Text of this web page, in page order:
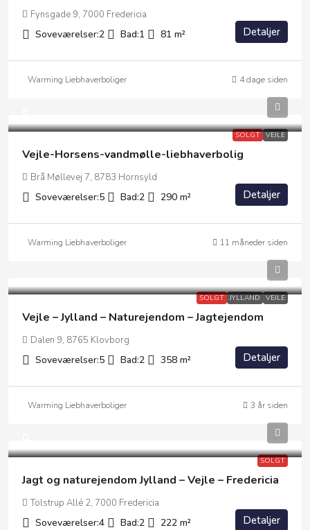
Fynsgade 9, 7000 Fredericia
Soveværelser:2 Bad:1 81 m² Detaljer
Warming Liebhaverboliger 4 dage siden
SOLGT VEJLE
Vejle-Horsens-vandmølle-liebhaverbolig
Brå Møllevej 7, 8783 Hornsyld
Soveværelser:5 Bad:2 290 m² Detaljer
Warming Liebhaverboliger 11 måneder siden
SOLGT JYLLAND VEJLE
Vejle – Jylland – Naturejendom – Jagtejendom
Dalen 9, 8765 Klovborg
Soveværelser:5 Bad:2 358 m² Detaljer
Warming Liebhaverboliger 3 år siden
SOLGT
Jagt og naturejendom Jylland – Vejle – Fredericia
Tolstrup Allé 2, 7000 Fredericia
Soveværelser:4 Bad:2 222 m² Detaljer